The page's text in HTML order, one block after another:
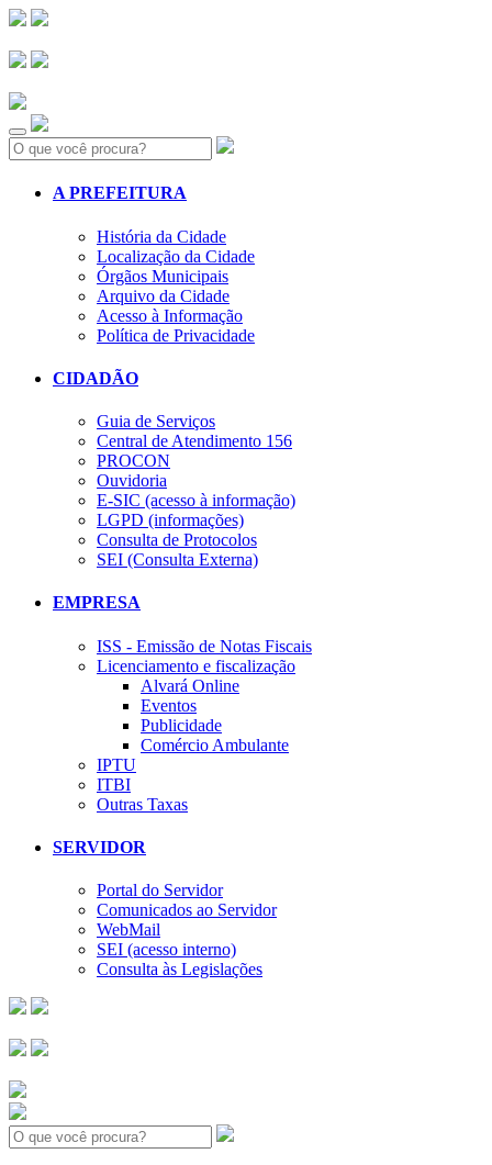
Search:
A PREFEITURA
História da Cidade
Localização da Cidade
Órgãos Municipais
Arquivo da Cidade
Acesso à Informação
Política de Privacidade
CIDADÃO
Guia de Serviços
Central de Atendimento 156
PROCON
Ouvidoria
E-SIC (acesso à informação)
LGPD (informações)
Consulta de Protocolos
SEI (Consulta Externa)
EMPRESA
ISS - Emissão de Notas Fiscais
Licenciamento e fiscalização
Alvará Online
Eventos
Publicidade
Comércio Ambulante
IPTU
ITBI
Outras Taxas
SERVIDOR
Portal do Servidor
Comunicados ao Servidor
WebMail
SEI (acesso interno)
Consulta às Legislações
Search: